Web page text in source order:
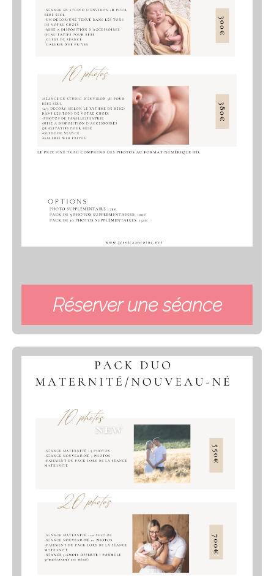
Réserver une séance